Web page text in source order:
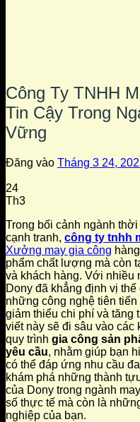
Công Ty TNHH
Tin Cậy Trong
Vững
Đăng vào Tháng 3 24,
24
Th3
Trong bối cảnh ngành
cạnh tranh, công ty tnhh
Xưởng may gia công
phẩm chất lượng mà còn
và khách hàng. Với nhiều
Dony đã khẳng định vị
những công nghệ tiên
giảm thiểu chi phí và tăng
viết này sẽ đi sâu vào các
quy trình gia công sản
yêu cầu, nhằm giúp bạn
có thể đáp ứng nhu cầu
khám phá những thành
của Dony trong ngành
số thực tế mà còn là
nghiệp của bạn.